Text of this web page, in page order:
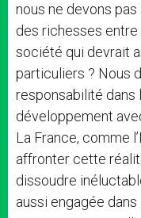
nous ne devons
des richesses entre
société qui devrait
particuliers ? Nous
responsabilité dans
développement
La France, comme
affronter cette
dissoudre
aussi engagée